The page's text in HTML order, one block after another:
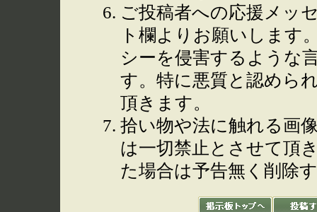
ご投稿者への応援メッ
ト欄よりお願いします
シーを侵害するような
す。特に悪質と認めら
頂きます。
拾い物や法に触れる画
は一切禁止とさせて頂
た場合は予告無く削除